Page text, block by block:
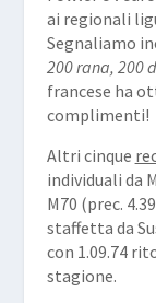
ai regionali
Segnaliamo
200 rana, 200
francese ha
complimenti!
Altri cinque
individuali da
M70 (prec.
staffetta da
con 1.09.74
stagione.